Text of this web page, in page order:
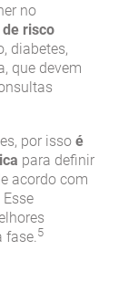
no
risco
diabetes,
que devem
por isso é
para definir
acordo com
fase.5